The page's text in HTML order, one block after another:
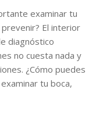
examinar tu
El interior
diagnóstico
no cuesta nada y
¿Cómo puedes
tu boca,